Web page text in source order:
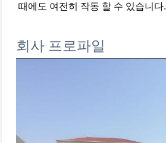
때에도 여전히 작동 할 수 있습니다.
회사 프로파일